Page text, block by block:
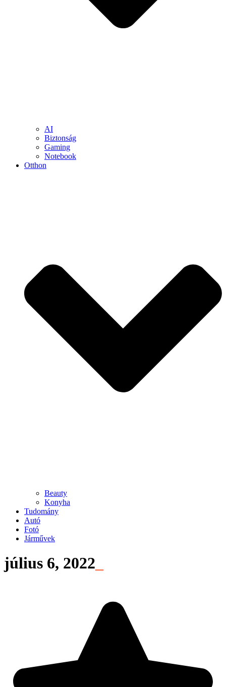
AI
Biztonság
Gaming
Notebook
Otthon
Beauty
Konyha
Tudomány
Autó
Fotó
Járművek
július 6, 2022